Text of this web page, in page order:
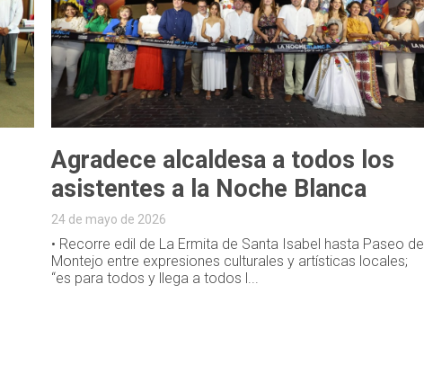
Agradece alcaldesa a todos los
asistentes a la Noche Blanca
24 de mayo de 2026
• Recorre edil de La Ermita de Santa Isabel hasta Paseo de
Montejo entre expresiones culturales y artísticas locales;
“es para todos y llega a todos l...